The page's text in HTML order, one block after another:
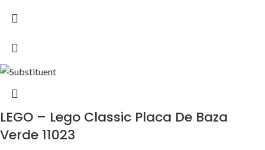
LEGO – Lego Classic Placa De Baza
Verde 11023